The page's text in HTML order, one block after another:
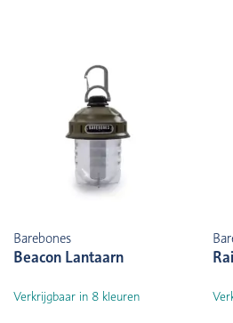
Barebones
Beacon Lantaarn
Verkrijgbaar in 8 kleuren